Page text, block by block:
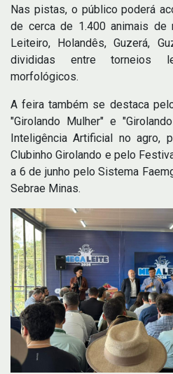
Nas pistas, o público poderá
de cerca de 1.400 animais de
Leiteiro, Holandês, Guzerá,
divididas entre torneios
morfológicos.
A feira também se destaca
"Girolando Mulher" e
Inteligência Artificial no agro,
Clubinho Girolando e pelo
a 6 de junho pelo Sistema
Sebrae Minas.